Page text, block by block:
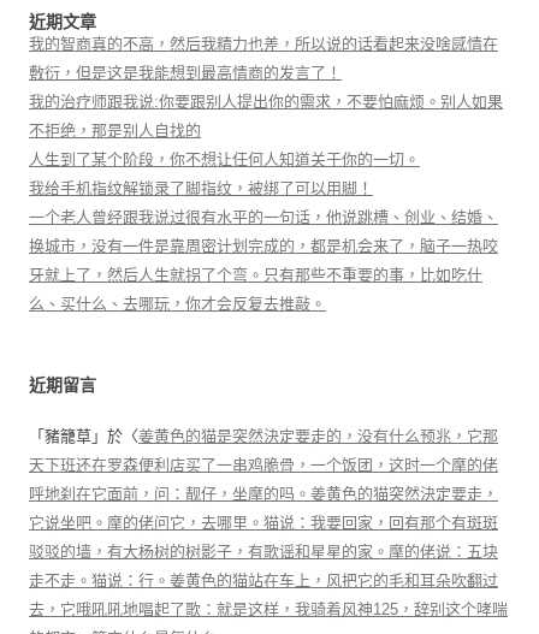
近期文章
我的智商真的不高，然后我精力也差，所以说的话看起来没啥感情在
敷衍，但是这是我能想到最高情商的发言了！
我的治疗师跟我说:你要跟别人提出你的需求，不要怕麻烦。别人如果
不拒绝，那是别人自找的
人生到了某个阶段，你不想让任何人知道关于你的一切。
我给手机指纹解锁录了脚指纹，被绑了可以用脚！
一个老人曾经跟我说过很有水平的一句话，他说跳槽、创业、结婚、
换城市，没有一件是靠周密计划完成的，都是机会来了，脑子一热咬
牙就上了，然后人生就拐了个弯。只有那些不重要的事，比如吃什
么、买什么、去哪玩，你才会反复去推敲。
近期留言
「 豬籠草 」於〈姜黄色的猫是突然決定要走的，没有什么预兆，它那
天下班还在罗森便利店买了一串鸡脆骨，一个饭团，这时一个摩的佬
呼地刹在它面前，问：靓仔，坐摩的吗。姜黄色的猫突然決定要走，
它说坐吧。摩的佬问它，去哪里。猫说：我要回家，回有那个有斑斑
驳驳的墙，有大杨树的树影子，有歌谣和星星的家。摩的佬说：五块
走不走。猫说：行。姜黄色的猫站在车上，风把它的毛和耳朵吹翻过
去，它哦吼吼地唱起了歌：就是这样，我骑着风神125，辞别这个哮喘